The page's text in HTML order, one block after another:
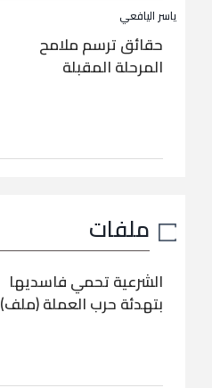
ياسر اليافعي
حقائق ترسم ملامح
المرحلة المقبلة
ملفات
الشرعية تحمي فاسديها
بتهدئة حرب العملة (ملف)